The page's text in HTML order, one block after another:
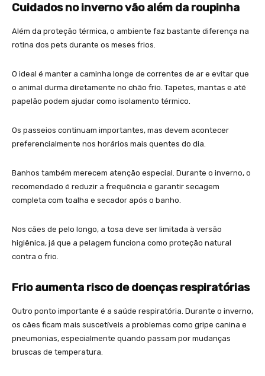
Cuidados no inverno vão além da roupinha
Além da proteção térmica, o ambiente faz bastante diferença na
rotina dos pets durante os meses frios.
O ideal é manter a caminha longe de correntes de ar e evitar que
o animal durma diretamente no chão frio. Tapetes, mantas e até
papelão podem ajudar como isolamento térmico.
Os passeios continuam importantes, mas devem acontecer
preferencialmente nos horários mais quentes do dia.
Banhos também merecem atenção especial. Durante o inverno, o
recomendado é reduzir a frequência e garantir secagem
completa com toalha e secador após o banho.
Nos cães de pelo longo, a tosa deve ser limitada à versão
higiênica, já que a pelagem funciona como proteção natural
contra o frio.
Frio aumenta risco de doenças respiratórias
Outro ponto importante é a saúde respiratória. Durante o inverno,
os cães ficam mais suscetíveis a problemas como gripe canina e
pneumonias, especialmente quando passam por mudanças
bruscas de temperatura.